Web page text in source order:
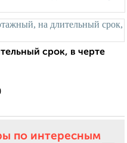
срок, в черте
по интересным